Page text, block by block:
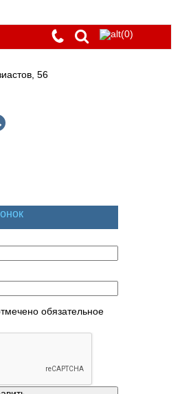
(0)
56
обязательное